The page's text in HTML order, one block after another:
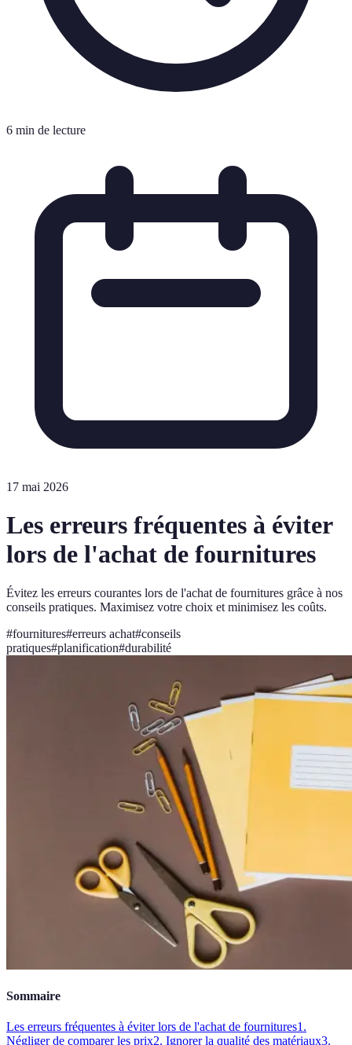
6 min de lecture
17 mai 2026
Les erreurs fréquentes à éviter
lors de l'achat de fournitures
Évitez les erreurs courantes lors de l'achat de fournitures grâce à nos
conseils pratiques. Maximisez votre choix et minimisez les coûts.
#fournitures#erreurs achat#conseils
pratiques#planification#durabilité
Sommaire
Les erreurs fréquentes à éviter lors de l'achat de fournitures1.
Négliger de comparer les prix2. Ignorer la qualité des matériaux3.